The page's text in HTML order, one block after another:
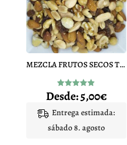
se
pueden
elegir
en
la
de
producto
MEZCLA FRUTOS SECOS TOSTADO CON SAL
Valorado
con
de 5
Desde:5,00€
Entrega estimada:
sábado 8. agosto